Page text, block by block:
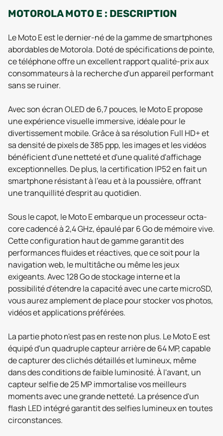
MOTOROLA MOTO E : DESCRIPTION
Le Moto E est le dernier-né de la gamme de smartphones
abordables de Motorola. Doté de spécifications de pointe,
ce téléphone offre un excellent rapport qualité-prix aux
consommateurs à la recherche d'un appareil performant
sans se ruiner.
Avec son écran OLED de 6,7 pouces, le Moto E propose
une expérience visuelle immersive, idéale pour le
divertissement mobile. Grâce à sa résolution Full HD+ et
sa densité de pixels de 385 ppp, les images et les vidéos
bénéficient d'une netteté et d'une qualité d'affichage
exceptionnelles. De plus, la certification IP52 en fait un
smartphone résistant à l'eau et à la poussière, offrant
une tranquillité d'esprit au quotidien.
Sous le capot, le Moto E embarque un processeur octa-
core cadencé à 2,4 GHz, épaulé par 6 Go de mémoire vive.
Cette configuration haut de gamme garantit des
performances fluides et réactives, que ce soit pour la
navigation web, le multitâche ou même les jeux
exigeants. Avec 128 Go de stockage interne et la
possibilité d'étendre la capacité avec une carte microSD,
vous aurez amplement de place pour stocker vos photos,
vidéos et applications préférées.
La partie photo n'est pas en reste non plus. Le Moto E est
équipé d'un quadruple capteur arrière de 64 MP, capable
de capturer des clichés détaillés et lumineux, même
dans des conditions de faible luminosité. À l'avant, un
capteur selfie de 25 MP immortalise vos meilleurs
moments avec une grande netteté. La présence d'un
flash LED intégré garantit des selfies lumineux en toutes
circonstances.